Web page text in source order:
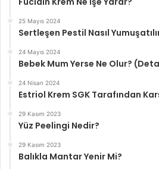
25 Mayıs 2024
Sertleşen Pestil Nasıl
24 Mayıs 2024
Bebek Mum Yerse Ne Olur?
24 Nisan 2024
Estriol Krem SGK Tarafından
29 Kasım 2023
Yüz Peelingi Nedir?
29 Kasım 2023
Balıkla Mantar Yenir Mi?